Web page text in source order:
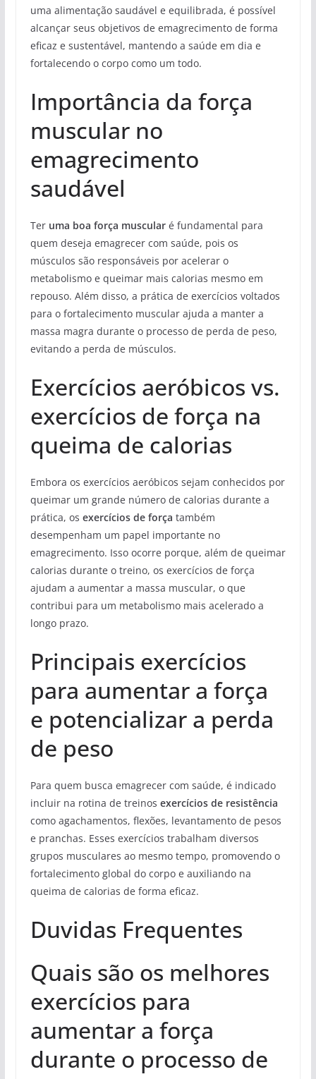
uma alimentação saudável e equilibrada, é possível
alcançar seus objetivos de emagrecimento de forma
eficaz e sustentável, mantendo a saúde em dia e
fortalecendo o corpo como um todo.
Importância da força
muscular no
emagrecimento
saudável
Ter uma boa força muscularé fundamental para
quem deseja emagrecer com saúde, pois os
músculos são responsáveis por acelerar o
metabolismo e queimar mais calorias mesmo em
repouso. Além disso, a prática de exercícios voltados
para o fortalecimento muscular ajuda a manter a
massa magra durante o processo de perda de peso,
evitando a perda de músculos.
Exercícios aeróbicos vs.
exercícios de força na
queima de calorias
Embora os exercícios aeróbicos sejam conhecidos por
queimar um grande número de calorias durante a
prática, os exercícios de força também
desempenham um papel importante no
emagrecimento. Isso ocorre porque, além de queimar
calorias durante o treino, os exercícios de força
ajudam a aumentar a massa muscular, o que
contribui para um metabolismo mais acelerado a
longo prazo.
Principais exercícios
para aumentar a força
e potencializar a perda
de peso
Para quem busca emagrecer com saúde, é indicado
incluir na rotina de treinos exercícios de resistência
como agachamentos, flexões, levantamento de pesos
e pranchas. Esses exercícios trabalham diversos
grupos musculares ao mesmo tempo, promovendo o
fortalecimento global do corpo e auxiliando na
queima de calorias de forma eficaz.
Duvidas Frequentes
Quais são os melhores
exercícios para
aumentar a força
durante o processo de